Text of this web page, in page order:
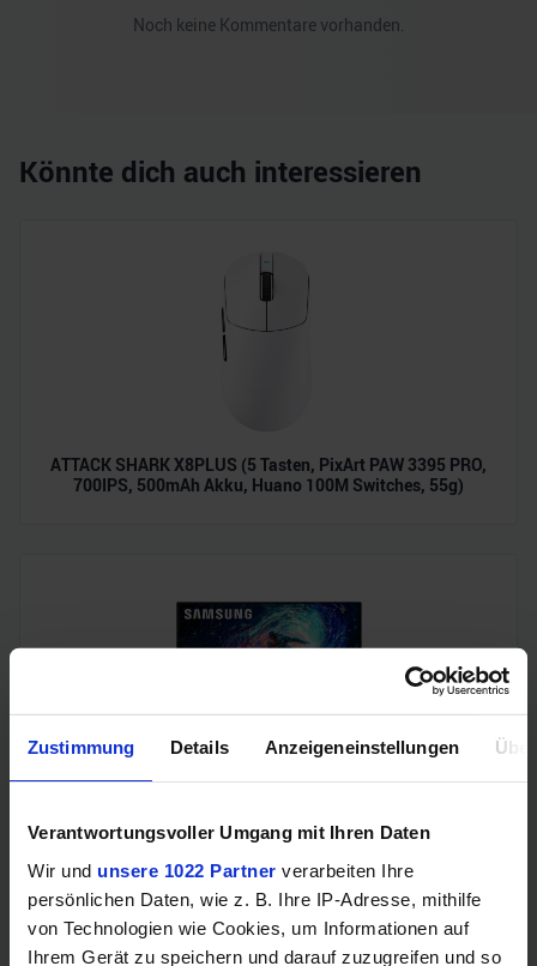
Zustimmung Details Anzeigeneinstellungen
Verantwortungsvoller Umgang mit Ihren Daten
Wir und unsere 1022 Partner verarbeiten Ihre
persönlichen Daten, wie z. B. Ihre IP-Adresse, mithilfe
von Technologien wie Cookies, um Informationen auf
Ihrem Gerät zu speichern und darauf zuzugreifen und so
Noch keine Kommentare vorhanden.
Könnte dich auch interessieren
ATTACK SHARK X8PLUS (5 Tasten, PixArt PAW 3395 PRO,
700IPS, 500mAh Akku, Huano 100M Switches, 55g)